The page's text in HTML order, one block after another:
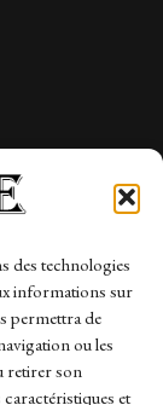
des technologies
informations sur
permettra de
ou les
retirer son
et